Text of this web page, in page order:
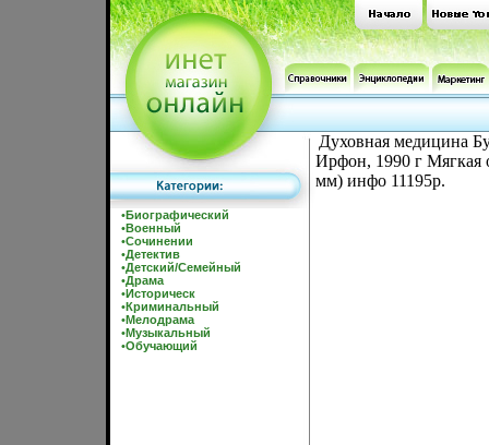
•Биографический
•Военный
•Сочинении
•Детектив
•Детский/Семейный
•Драма
•Историческ
•Криминальный
•Мелодрама
•Музыкальный
•Обучающий
Духовная медицина
Ирфон, 1990 г Мягкая
мм) инфо 11195p.